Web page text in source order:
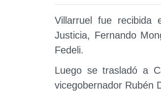
Villarruel fue recibida
Justicia, Fernando
Fedeli.
Luego se trasladó a
vicegobernador Rubén